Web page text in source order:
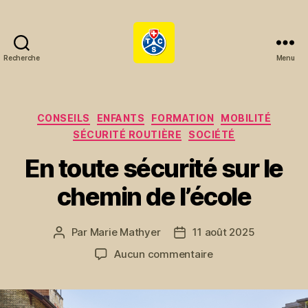
Recherche Menu
Catégories
CONSEILS ENFANTS FORMATION
MOBILITÉ
SÉCURITÉ ROUTIÈRE
SOCIÉTÉ
En toute sécurité sur le
chemin de l’école
Auteur
Par Marie Mathyer
Date
de
11 août 2025
Aucun commentairesur